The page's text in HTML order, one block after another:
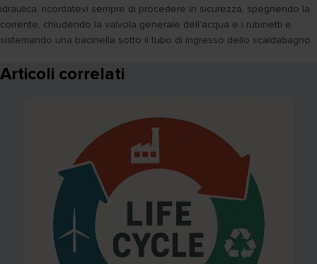
idraulica, ricordatevi sempre di procedere in sicurezza, spegnendo la
corrente, chiudendo la valvola generale dell'acqua e i rubinetti e
sistemando una bacinella sotto il tubo di ingresso dello scaldabagno.
Articoli correlati